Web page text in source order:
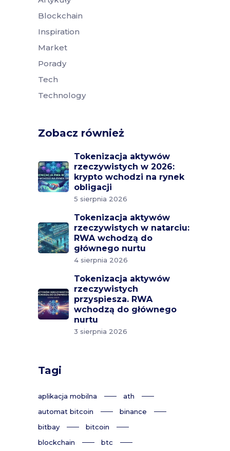
Blockchain
Inspiration
Market
Porady
Tech
Technology
Zobacz również
Tokenizacja aktywów
rzeczywistych w 2026:
krypto wchodzi na rynek
obligacji
5 sierpnia 2026
Tokenizacja aktywów
rzeczywistych w natarciu:
RWA wchodzą do
głównego nurtu
4 sierpnia 2026
Tokenizacja aktywów
rzeczywistych
przyspiesza. RWA
wchodzą do głównego
nurtu
3 sierpnia 2026
Tagi
aplikacja mobilna
ath
automat bitcoin
binance
bitbay
bitcoin
blockchain
btc